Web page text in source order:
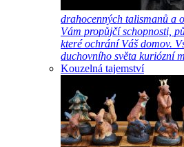
drahocenných talismanů a
Vám propůjčí schopnosti,
které ochrání Váš domov.
duchovního světa kuriózní
Kouzelná tajemství